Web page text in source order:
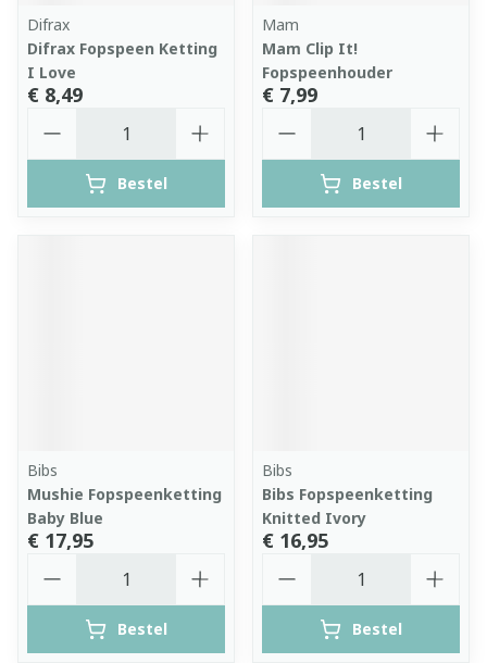
Difrax
Difrax Fopspeen Ketting
I Love
€ 8,49
Bestel
Mam
Mam Clip It!
Fopspeenhouder
€ 7,99
Bestel
Bibs
Mushie Fopspeenketting
Baby Blue
€ 17,95
Bestel
Bibs
Bibs Fopspeenketting
Knitted Ivory
€ 16,95
Bestel